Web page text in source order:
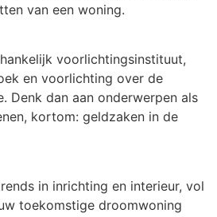
van een woning.
voorlichtingsinstituut,
en voorlichting over de
Denk dan aan onderwerpen als
kortom: geldzaken in de
in inrichting en interieur, vol
toekomstige droomwoning